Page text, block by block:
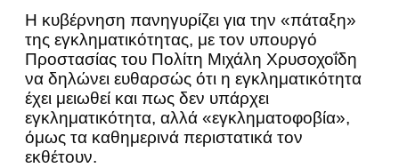
Η κυβέρνηση πανηγυρίζει για την «πάταξη»
της εγκληματικότητας, με τον υπουργό
Προστασίας του Πολίτη Μιχάλη Χρυσοχοΐδη
να δηλώνει ευθαρσώς ότι η εγκληματικότητα
έχει μειωθεί και πως δεν υπάρχει
εγκληματικότητα, αλλά «εγκληματοφοβία»,
όμως τα καθημερινά περιστατικά τον
εκθέτουν.